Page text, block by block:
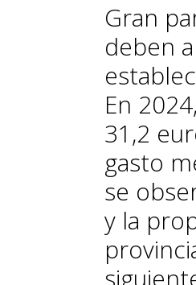
Gran
deben
En
31,2
gasto
se
y la